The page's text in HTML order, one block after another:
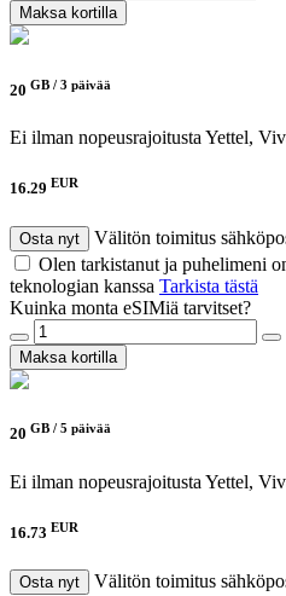
Maksa kortilla
20 GB / 3 päivää
Ei ilman nopeusrajoitusta Yettel,
16.29 EUR
Osta nyt
Välitön toimitus
Olen tarkistanut ja puhelimeni
teknologian kanssa Tarkista tästä
Kuinka monta eSIMiä tarvitset?
Maksa kortilla
20 GB / 5 päivää
Ei ilman nopeusrajoitusta Yettel,
16.73 EUR
Osta nyt
Välitön toimitus